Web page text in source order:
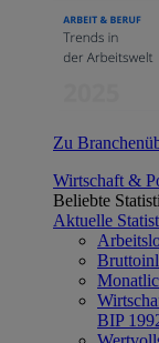
Zu
Wirtschaft &
Beliebte
Aktuelle
BIP